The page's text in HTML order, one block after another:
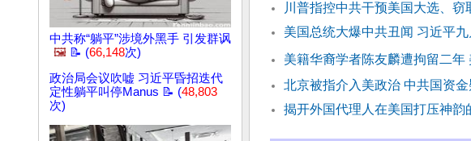
中共称“躺平”涉境外黑手 引发群讽
🖼️ 📝 (66,148次)
政治局会议吹嘘 习近平昏招迭代
定性躺平叫停Manus 📝 (48,803
次)
川普指控中共干预美国大选、窃
美国总统大爆中共丑闻 习近平
美籍华裔学者陈友麟遭拘留二年
北京被指介入美政治 中共国资
揭开外国代理人在美国打压神韵